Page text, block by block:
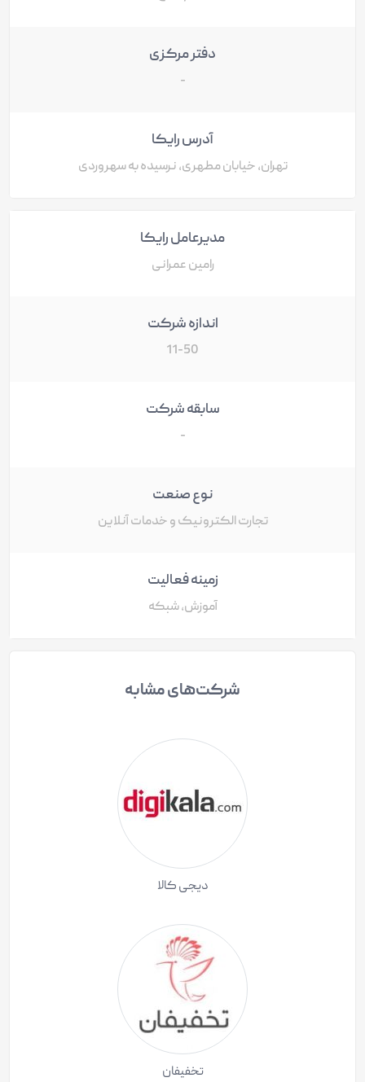
دفتر مرکزی
-
آدرس رایکا
تهران، خیابان مطهری، نرسیده به سهروردی
مدیرعامل رایکا
رامین عمرانی
اندازه شرکت
11-50
سابقه شرکت
-
نوع صنعت
تجارت الکترونیک و خدمات آنلاین
زمینه فعالیت
آموزش، شبکه
شرکت‌های مشابه
دیجی کالا
تخفیفان